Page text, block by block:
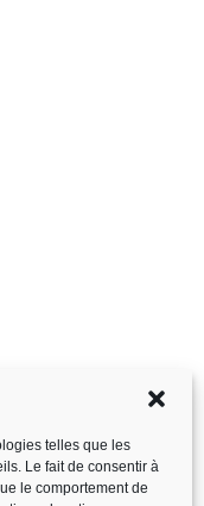
telles que les
Le fait de consentir à
le comportement de